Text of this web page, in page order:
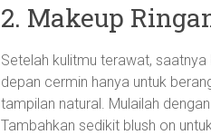
2. Makeup
Setelah kulitmu terawat,
depan cermin hanya untuk
tampilan natural. Mulailah
Tambahkan sedikit blush on